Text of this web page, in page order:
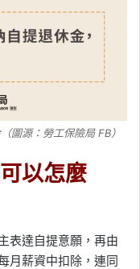
圖源：勞工保險局 FB）
以怎麼
表達自提意願，再由
月薪資中扣除，連同